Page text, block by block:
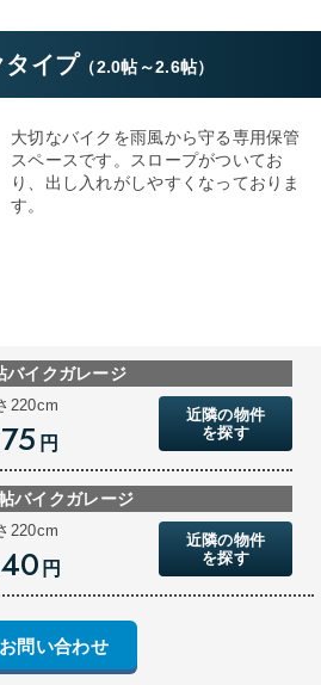
タイプ （2.0帖～2.6帖）
大切なバイクを雨風から守る専用保管
スペースです。スロープがついてお
り、出し入れがしやすくなっておりま
す。
バイクガレージ
220cm
円
近隣の物件
を探す
バイクガレージ
220cm
円
近隣の物件
を探す
お問い合わせ